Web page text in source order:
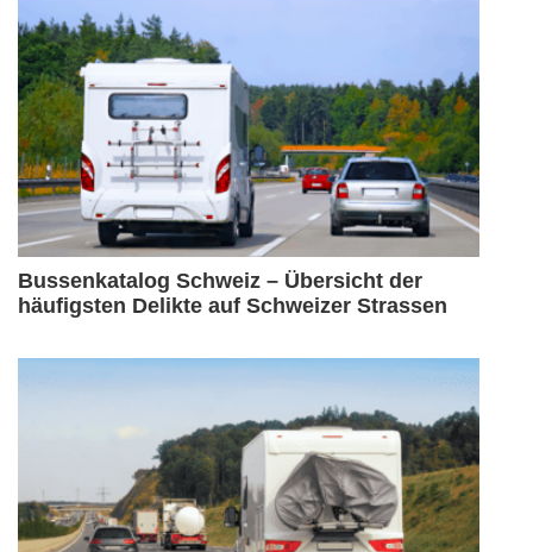
Bussenkatalog Schweiz – Übersicht der
häufigsten Delikte auf Schweizer Strassen